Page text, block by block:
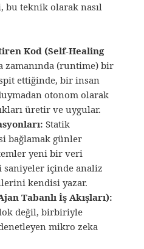
bu teknik olarak nasıl
Kod (Self-Healing
zamanında (runtime) bir
ettiğinde, bir insan
otonom olarak
üretir ve uygular.
Statik
bağlamak günler
yeni bir veri
saniyeler içinde analiz
kendisi yazar.
Tabanlı İş Akışları):
değil, birbiriyle
mikro zeka